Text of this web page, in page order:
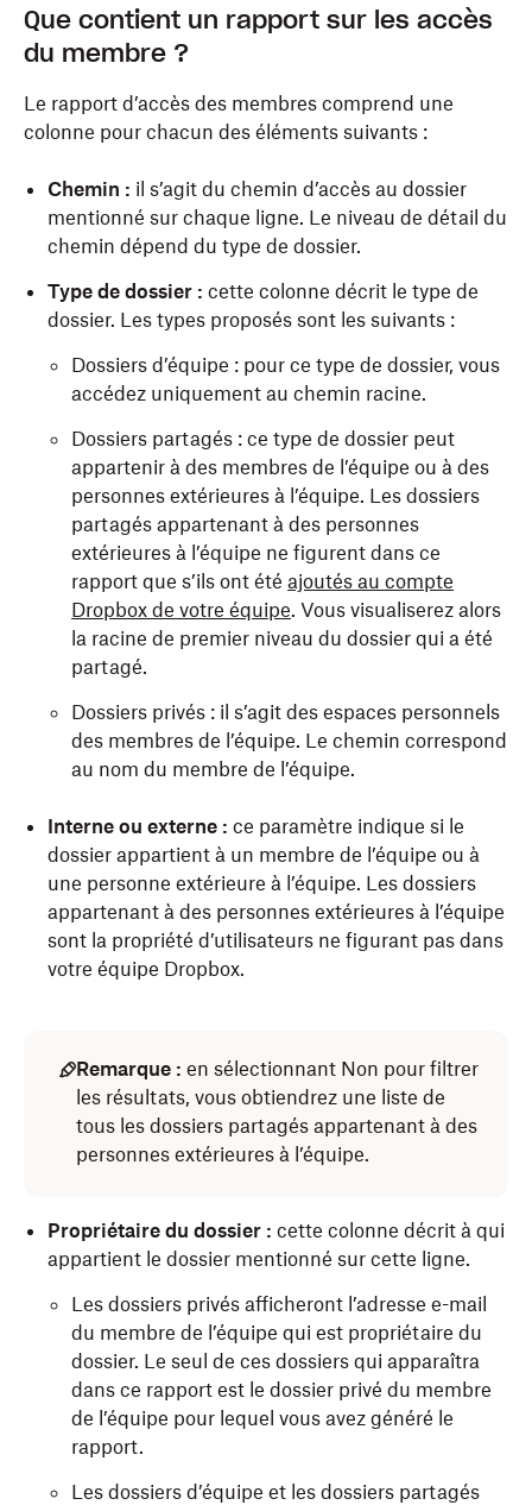
Que contient un rapport sur les accès
du membre ?
Le rapport d’accès des membres comprend une
colonne pour chacun des éléments suivants :
Chemin : il s’agit du chemin d’accès au dossier
mentionné sur chaque ligne. Le niveau de détail du
chemin dépend du type de dossier.
Type de dossier : cette colonne décrit le type de
dossier. Les types proposés sont les suivants :
Dossiers d’équipe : pour ce type de dossier, vous
accédez uniquement au chemin racine.
Dossiers partagés : ce type de dossier peut
appartenir à des membres de l’équipe ou à des
personnes extérieures à l’équipe. Les dossiers
partagés appartenant à des personnes
extérieures à l’équipe ne figurent dans ce
rapport que s’ils ont été ajoutés au compte
Dropbox de votre équipe. Vous visualiserez alors
la racine de premier niveau du dossier qui a été
partagé.
Dossiers privés : il s’agit des espaces personnels
des membres de l’équipe. Le chemin correspond
au nom du membre de l’équipe.
Interne ou externe : ce paramètre indique si le
dossier appartient à un membre de l’équipe ou à
une personne extérieure à l’équipe. Les dossiers
appartenant à des personnes extérieures à l’équipe
sont la propriété d’utilisateurs ne figurant pas dans
votre équipe Dropbox.
Remarque : en sélectionnant Non pour filtrer
les résultats, vous obtiendrez une liste de
tous les dossiers partagés appartenant à des
personnes extérieures à l’équipe.
Propriétaire du dossier : cette colonne décrit à qui
appartient le dossier mentionné sur cette ligne.
Les dossiers privés afficheront l’adresse e-mail
du membre de l’équipe qui est propriétaire du
dossier. Le seul de ces dossiers qui apparaîtra
dans ce rapport est le dossier privé du membre
de l’équipe pour lequel vous avez généré le
rapport.
Les dossiers d’équipe et les dossiers partagés